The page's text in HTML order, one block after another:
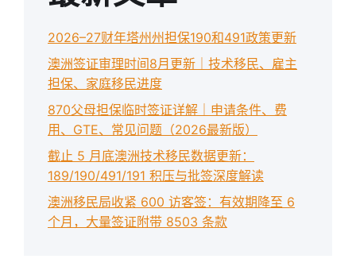
2026–27财年塔州州担保190和491政策更新
澳洲签证审理时间8月更新｜技术移民、雇主
担保、家庭移民进度
870父母担保临时签证详解｜申请条件、费
用、GTE、常见问题（2026最新版）
截止 5 月底澳洲技术移民数据更新：
189/190/491/191 积压与批签深度解读
澳洲移民局收紧 600 访客签：有效期降至 6
个月，大量签证附带 8503 条款